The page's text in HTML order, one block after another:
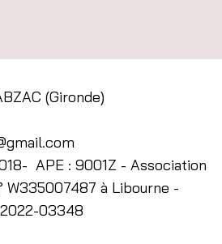
(Gironde)
APE : 9001Z - Association
W335007487 à Libourne -
03348